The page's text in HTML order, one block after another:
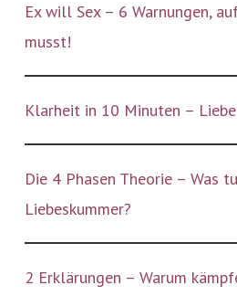
Ex will Sex – 6 Warnungen,
musst!
Klarheit in 10 Minuten –
Die 4 Phasen Theorie – Was
Liebeskummer?
2 Erklärungen – Warum